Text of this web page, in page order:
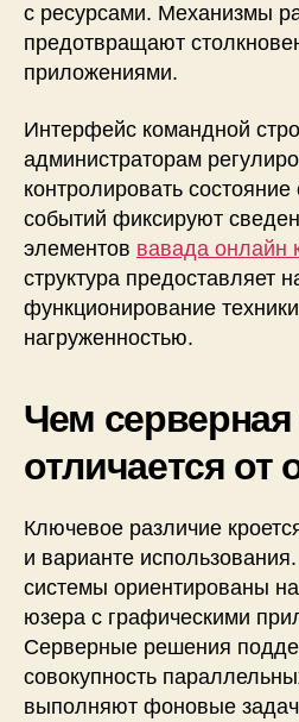
с ресурсами. Механизмы
предотвращают
приложениями.
Интерфейс командной
администраторам
контролировать
событий фиксируют
элементов вавада онлайн
структура предоставляет
функционирование
нагруженностью.
Чем
отличается от
Ключевое различие
и варианте
системы ориентированы
юзера с графическими
Серверные решения
совокупность
выполняют фоновые